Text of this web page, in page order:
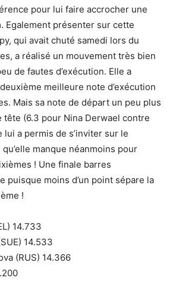
pour lui faire accrocher une
Egalement présenter sur cette
qui avait chuté samedi lors du
a réalisé un mouvement très bien
de fautes d’exécution. Elle a
meilleure note d’exécution
Mais sa note de départ un peu plus
tête (6.3 pour Nina Derwael contre
lui a permis de s’inviter sur le
manque néanmoins pour
! Une finale barres
puisque moins d’un point sépare la
!
14.733
14.533
(RUS) 14.366